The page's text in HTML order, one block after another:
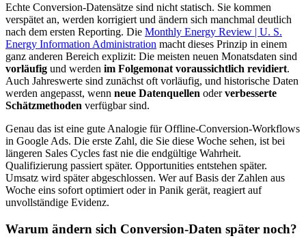
Echte Conversion-Datensätze sind nicht statisch. Sie kommen
verspätet an, werden korrigiert und ändern sich manchmal deutlich
nach dem ersten Reporting. Die Monthly Energy Review | U. S.
Energy Information Administration macht dieses Prinzip in einem
ganz anderen Bereich explizit: Die meisten neuen Monatsdaten sind
vorläufig und werden im Folgemonat voraussichtlich revidiert.
Auch Jahreswerte sind zunächst oft vorläufig, und historische Daten
werden angepasst, wenn neue Datenquellen oderverbesserte
Schätzmethoden verfügbar sind.
Genau das ist eine gute Analogie für Offline-Conversion-Workflows
in Google Ads. Die erste Zahl, die Sie diese Woche sehen, ist bei
längeren Sales Cycles fast nie die endgültige Wahrheit.
Qualifizierung passiert später. Opportunities entstehen später.
Umsatz wird später abgeschlossen. Wer auf Basis der Zahlen aus
Woche eins sofort optimiert oder in Panik gerät, reagiert auf
unvollständige Evidenz.
Warum ändern sich Conversion-Daten später noch?